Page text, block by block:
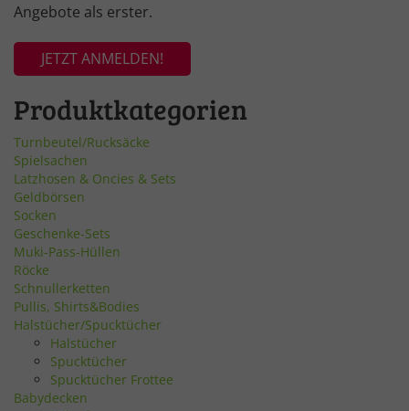
Angebote als erster.
JETZT ANMELDEN!
Produktkategorien
Turnbeutel/Rucksäcke
Spielsachen
Latzhosen & Oncies & Sets
Geldbörsen
Socken
Geschenke-Sets
Muki-Pass-Hüllen
Röcke
Schnullerketten
Pullis, Shirts&Bodies
Halstücher/Spucktücher
Halstücher
Spucktücher
Spucktücher Frottee
Babydecken